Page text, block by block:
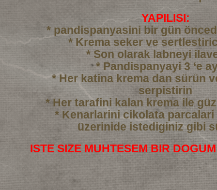
YAPILISI:
* pandispanyasini bir gün
* Krema seker ve
* Son olarak labneyi
* Pandispanyayi 3 ‘e
* Her katina krema dan sürün
serpistirin
* Her tarafini kalan krema ile
* Kenarlarini cikolata
üzerinide istediginiz gibi
ISTE SIZE MUHTESEM BIR